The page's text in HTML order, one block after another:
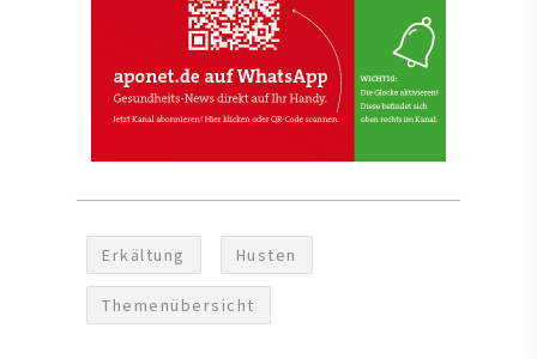
Erkältung Husten
Themenübersicht